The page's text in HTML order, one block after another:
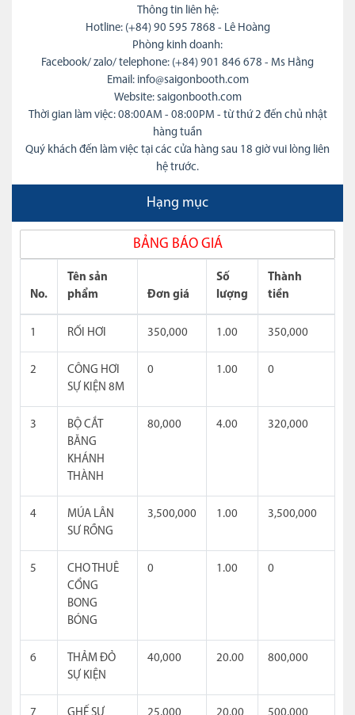
Thông tin liên hệ:
Hotline: (+84) 90 595 7868 - Lê Hoàng
Phòng kinh doanh:
Facebook/ zalo/ telephone: (+84) 901 846 678 - Ms Hằng
Email: info@saigonbooth.com
Website: saigonbooth.com
Thời gian làm việc: 08:00AM - 08:00PM - từ thứ 2 đến chủ nhật
hàng tuần
Quý khách đến làm việc tại các cửa hàng sau 18 giờ vui lòng liên
hệ trước.
Hạng mục
BẢNG BÁO GIÁ
No.
Tên sản
phẩm
Đơn giá
Số
lượng
Thành
tiền
1 RỐI HƠI 350,000 1.00 350,000
2
CÔNG HƠI
SỰ KIỆN 8M
0 1.00 0
3
BỘ CẮT
BĂNG
KHÁNH
THÀNH
80,000 4.00 320,000
4
MÚA LÂN
SƯ RỒNG
3,500,000 1.00 3,500,000
5
CHO THUÊ
CỔNG
BONG
BÓNG
0 1.00 0
6
THẢM ĐỎ
SỰ KIỆN
40,000 20.00 800,000